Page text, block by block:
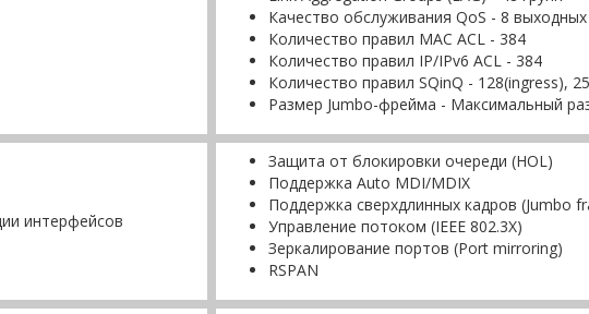
Качество обслуживания QoS - 8
Количество правил MAC ACL - 384
Количество правил IP/IPv6 ACL - 384
Количество правил SQinQ - 128(ingress),
Размер Jumbo-фрейма - Максимальный
интерфейсов
Защита от блокировки очереди (HOL)
Поддержка Auto MDI/MDIX
Поддержка сверхдлинных кадров (Jumbo
Управление потоком (IEEE 802.3X)
Зеркалирование портов (Port mirroring)
RSPAN